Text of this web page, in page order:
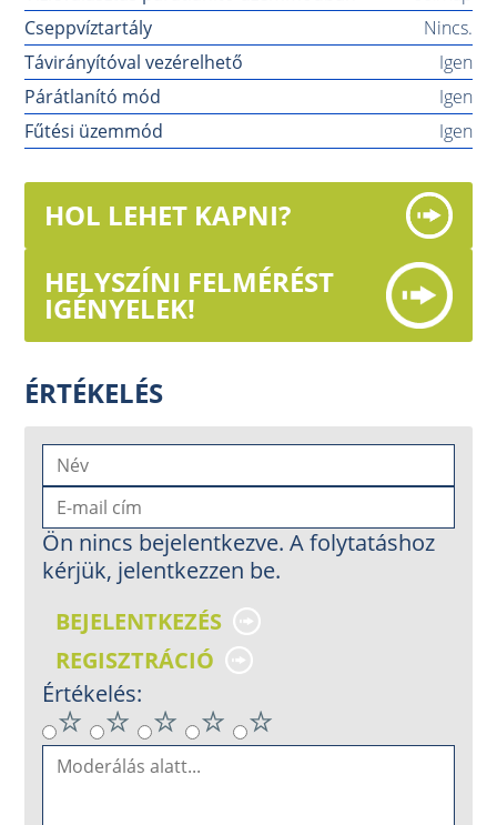
Cseppvíztartály
Nincs.
Távirányítóval vezérelhető
Igen
Párátlanító mód
Igen
Fűtési üzemmód
Igen
HOL LEHET KAPNI?
HELYSZÍNI FELMÉRÉST
IGÉNYELEK!
ÉRTÉKELÉS
Ön nincs bejelentkezve. A folytatáshoz
kérjük, jelentkezzen be.
BEJELENTKEZÉS
REGISZTRÁCIÓ
Értékelés: